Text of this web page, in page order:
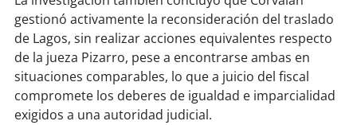
soytemuco
soyvaldivia
soyosorno
gestionó activamente la reconsideración del traslado
de Lagos, sin realizar acciones equivalentes respecto
de la jueza Pizarro, pese a encontrarse ambas en
situaciones comparables, lo que a juicio del fiscal
compromete los deberes de igualdad e imparcialidad
exigidos a una autoridad judicial.